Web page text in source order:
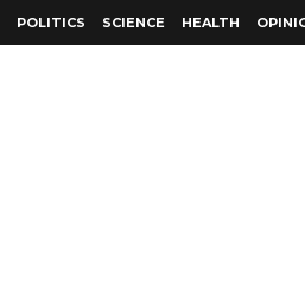
POLITICS SCIENCE HEALTH